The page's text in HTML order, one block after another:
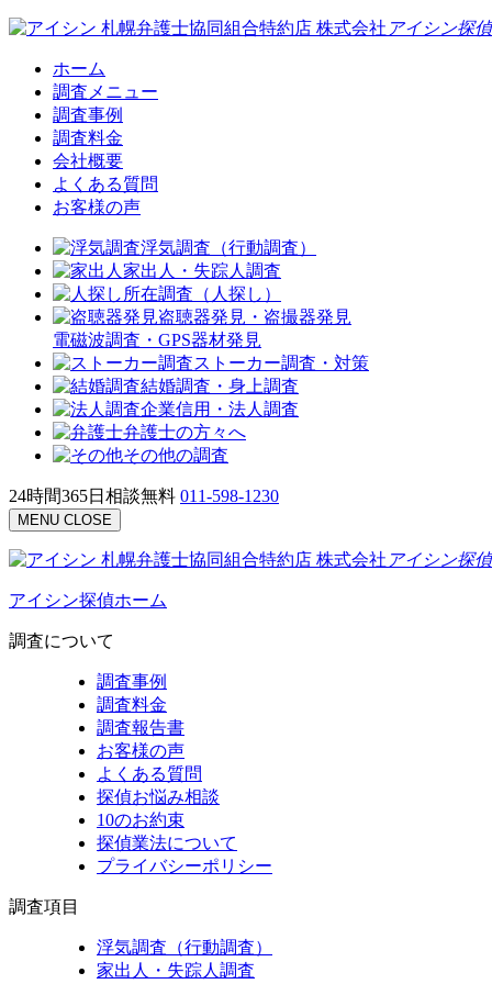
札幌弁護士協同組合特約店 株式会社 アイシン探
ホーム
調査メニュー
調査事例
調査料金
会社概要
よくある質問
お客様の声
浮気調査（行動調査）
家出人・失踪人調査
所在調査（人探し）
盗聴器発見・盗撮器発見
電磁波調査・GPS器材発見
ストーカー調査・対策
結婚調査・身上調査
企業信用・法人調査
弁護士の方々へ
その他の調査
24時間365日相談無料 011-598-1230
MENU CLOSE
札幌弁護士協同組合特約店 株式会社 アイシン探
アイシン探偵ホーム
調査について
調査事例
調査料金
調査報告書
お客様の声
よくある質問
探偵お悩み相談
10のお約束
探偵業法について
プライバシーポリシー
調査項目
浮気調査（行動調査）
家出人・失踪人調査